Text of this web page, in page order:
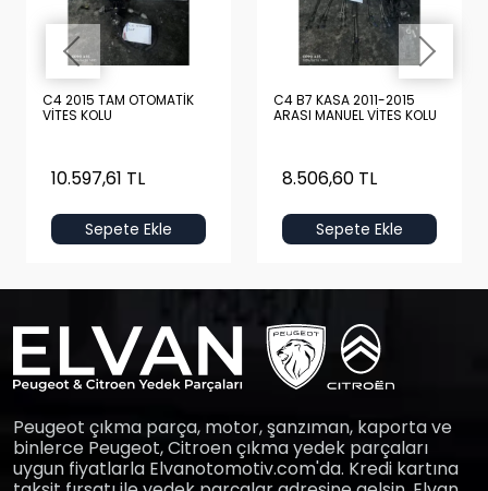
C4 2015 TAM OTOMATİK
VİTES KOLU
10.597,61 TL
Sepete Ekle
C4 B7 KASA 2011-2015
ARASI MANUEL VİTES KOLU
8.506,60 TL
Sepete Ekle
Peugeot çıkma parça, motor, şanzıman, kaporta ve
binlerce Peugeot, Citroen çıkma yedek parçaları
uygun fiyatlarla Elvanotomotiv.com'da. Kredi kartına